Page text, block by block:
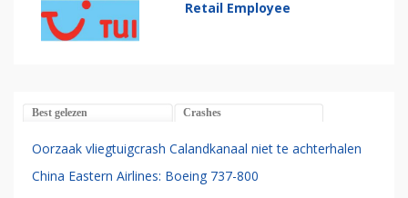
Retail Employee
Best gelezen Crashes
Oorzaak vliegtuigcrash Calandkanaal niet te achterhalen
China Eastern Airlines: Boeing 737-800